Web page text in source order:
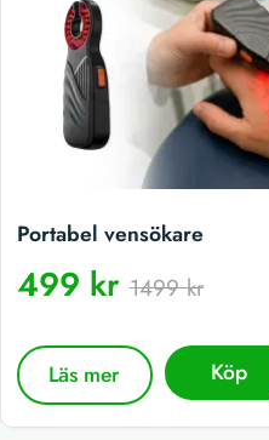
Portabel vensökare
499 kr1499 kr
Läs mer Köp